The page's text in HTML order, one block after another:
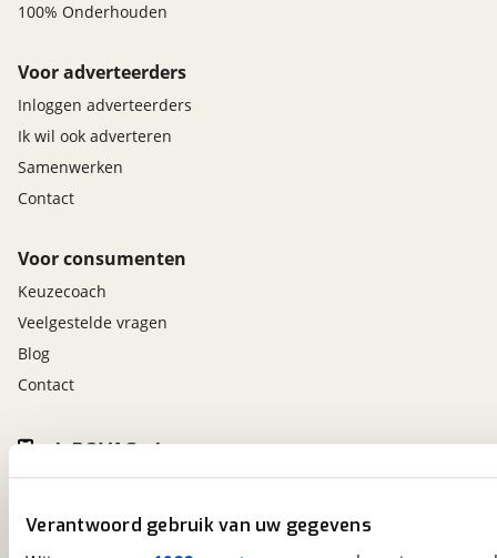
Verantwoord gebruik van uw gegevens
100% Onderhouden
Voor adverteerders
Inloggen adverteerders
Ik wil ook adverteren
Samenwerken
Contact
Voor consumenten
Keuzecoach
Veelgestelde vragen
Blog
Contact
viaBOVAG.nl app